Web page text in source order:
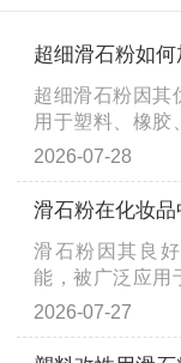
超细滑石粉如
超细滑石粉因其
用于塑料、橡胶
医药等高端领域
2026-07-28
滑石粉在化妆
滑石粉因其良
能，被广泛应用
妆品中。然而，
2026-07-27